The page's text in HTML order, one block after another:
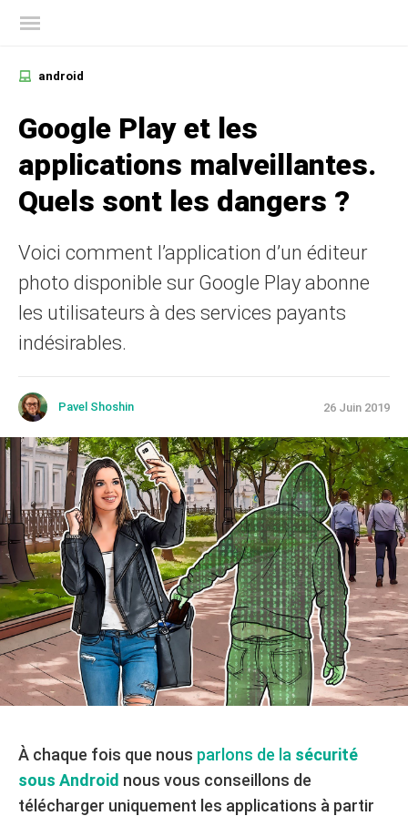
android
Google Play et les
applications malveillantes.
Quels sont les dangers ?
Voici comment l’application d’un éditeur
photo disponible sur Google Play abonne
les utilisateurs à des services payants
indésirables.
Pavel Shoshin 26 Juin 2019
À chaque fois que nous parlons de la sécurité
sous Android nous vous conseillons de
télécharger uniquement les applications à partir